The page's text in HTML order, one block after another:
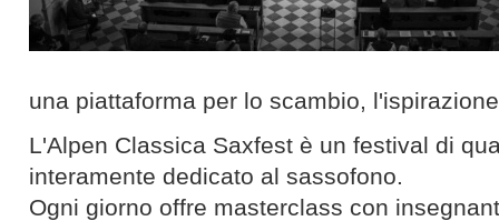
una piattaforma per lo scambio,
L'Alpen Classica Saxfest è un festival di
interamente dedicato al sassofono.
Ogni giorno offre masterclass con